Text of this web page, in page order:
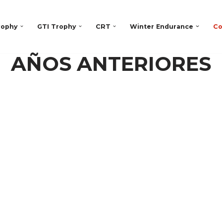
GTI Trophy CRT Winter Endurance
AÑOS ANTERIORES